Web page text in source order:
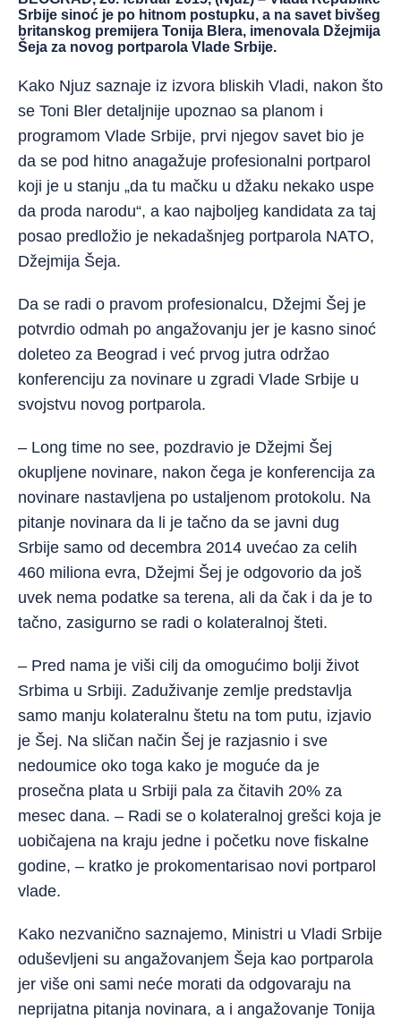
Srbije sinoć je po hitnom postupku, a na savet bivšeg
britanskog premijera Tonija Blera, imenovala Džejmija
Šeja za novog portparola Vlade Srbije.
Kako Njuz saznaje iz izvora bliskih Vladi, nakon što
se Toni Bler detaljnije upoznao sa planom i
programom Vlade Srbije, prvi njegov savet bio je
da se pod hitno anagažuje profesionalni portparol
koji je u stanju „da tu mačku u džaku nekako uspe
da proda narodu“, a kao najboljeg kandidata za taj
posao predložio je nekadašnjeg portparola NATO,
Džejmija Šeja.
Da se radi o pravom profesionalcu, Džejmi Šej je
potvrdio odmah po angažovanju jer je kasno sinoć
doleteo za Beograd i već prvog jutra održao
konferenciju za novinare u zgradi Vlade Srbije u
svojstvu novog portparola.
– Long time no see, pozdravio je Džejmi Šej
okupljene novinare, nakon čega je konferencija za
novinare nastavljena po ustaljenom protokolu. Na
pitanje novinara da li je tačno da se javni dug
Srbije samo od decembra 2014 uvećao za celih
460 miliona evra, Džejmi Šej je odgovorio da još
uvek nema podatke sa terena, ali da čak i da je to
tačno, zasigurno se radi o kolateralnoj šteti.
– Pred nama je viši cilj da omogućimo bolji život
Srbima u Srbiji. Zaduživanje zemlje predstavlja
samo manju kolateralnu štetu na tom putu, izjavio
je Šej. Na sličan način Šej je razjasnio i sve
nedoumice oko toga kako je moguće da je
prosečna plata u Srbiji pala za čitavih 20% za
mesec dana. – Radi se o kolateralnoj grešci koja je
uobičajena na kraju jedne i početku nove fiskalne
godine, – kratko je prokomentarisao novi portparol
vlade.
Kako nezvanično saznajemo, Ministri u Vladi Srbije
oduševljeni su angažovanjem Šeja kao portparola
jer više oni sami neće morati da odgovaraju na
neprijatna pitanja novinara, a i angažovanje Tonija